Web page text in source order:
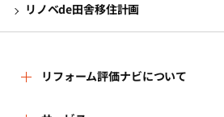
リノベde田舎移住計画
リフォーム評価ナビについて